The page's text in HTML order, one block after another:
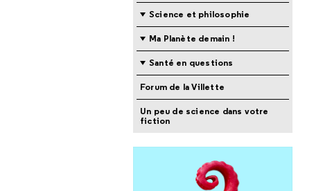
Science et philosophie
Ma Planète demain !
Santé en questions
Forum de la Villette
Un peu de science dans votre
fiction